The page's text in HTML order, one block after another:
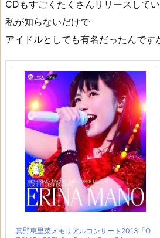
CDもすごくたくさんリリースしてい
私が知らないだけで
アイドルとしても有名だったんです
真野恵里菜メモリアルコンサート2013「O